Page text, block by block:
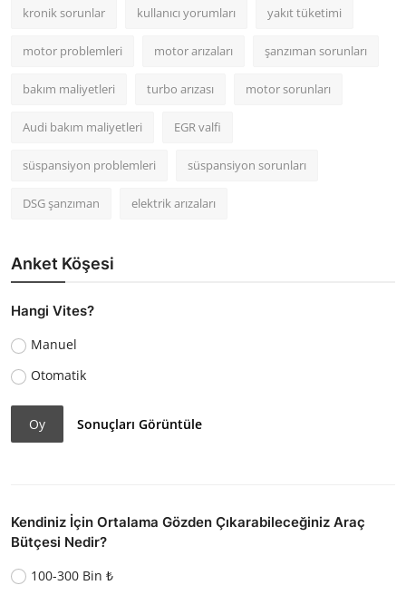
kronik sorunlar kullanıcı yorumları yakıt tüketimi
motor problemleri motor arızaları şanzıman sorunları
bakım maliyetleri turbo arızası motor sorunları
Audi bakım maliyetleri EGR valfi
süspansiyon problemleri süspansiyon sorunları
DSG şanzıman elektrik arızaları
Anket Köşesi
Hangi Vites?
Manuel
Otomatik
Oy Sonuçları Görüntüle
Kendiniz İçin Ortalama Gözden Çıkarabileceğiniz Araç
Bütçesi Nedir?
100-300 Bin ₺